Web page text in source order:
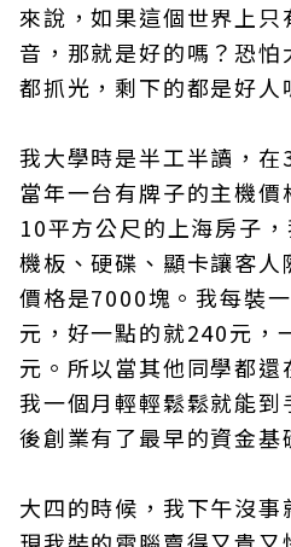
來說，如果這個世界上
音，那就是好的嗎？恐怕
都抓光，剩下的都是好人
我大學時是半工半讀，在
當年一台有牌子的主機
10平方公尺的上海房子
機板、硬碟、顯卡讓客人
價格是7000塊。我每裝
元，好一點的就240元，
元。所以當其他同學都還
我一個月輕輕鬆鬆就能到
後創業有了最早的資金基
大四的時候，我下午沒